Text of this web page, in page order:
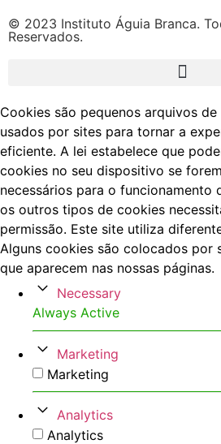
© 2023 Instituto Águia Branca.
Reservados.
Cookies são pequenos arquivos
usados por sites para tornar a
eficiente. A lei estabelece que
cookies no seu dispositivo se
necessários para o funcionamento
os outros tipos de cookies
permissão. Este site utiliza
Alguns cookies são colocados por
que aparecem nas nossas páginas.
Necessary
Always Active
Marketing
Marketing
Analytics
Analytics